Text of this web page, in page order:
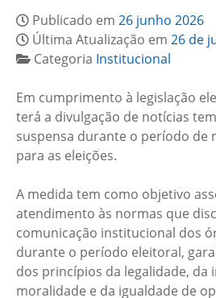
Publicado em 26 junho 2026
Última Atualização em 26 de
Categoria Institucional
Em cumprimento à legislação
terá a divulgação de notícias
suspensa durante o período de
para as eleições.
A medida tem como objetivo
atendimento às normas que
comunicação institucional dos
durante o período eleitoral,
dos princípios da legalidade, da
moralidade e da igualdade de